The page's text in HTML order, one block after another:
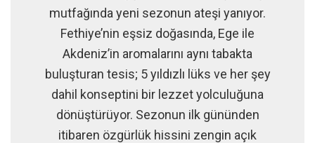
mutfağında yeni sezonun ateşi yanıyor.
Fethiye’nin eşsiz doğasında, Ege ile
Akdeniz’in aromalarını aynı tabakta
buluşturan tesis; 5 yıldızlı lüks ve her şey
dahil konseptini bir lezzet yolculuğuna
dönüştürüyor. Sezonun ilk gününden
itibaren özgürlük hissini zengin açık